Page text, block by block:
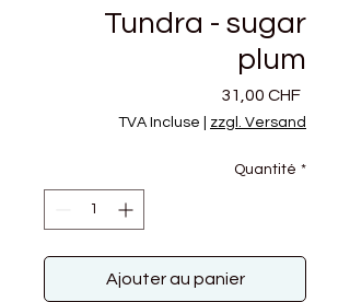
Tundra - sugar
plum
31,00 CHFPrix
TVA Incluse zzgl. Versand
Quantité *
Ajouter au panier